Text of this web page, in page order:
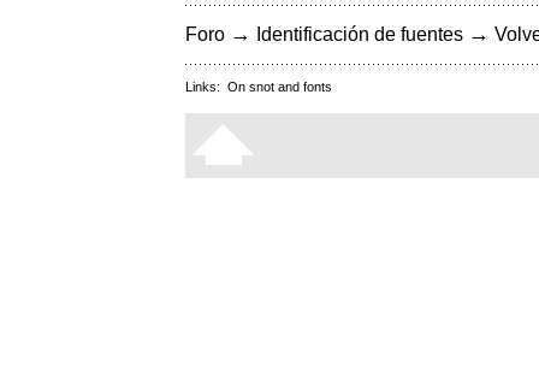
Foro → Identificación de fuentes →
Links: On snot and fonts